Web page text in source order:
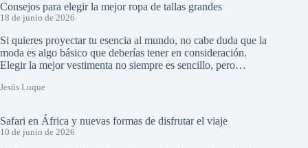
Consejos para elegir la mejor ropa de tallas grandes
18 de junio de 2026
Si quieres proyectar tu esencia al mundo, no cabe duda que la
moda es algo básico que deberías tener en consideración.
Elegir la mejor vestimenta no siempre es sencillo, pero…
Jesús Luque
Safari en África y nuevas formas de disfrutar el viaje
10 de junio de 2026